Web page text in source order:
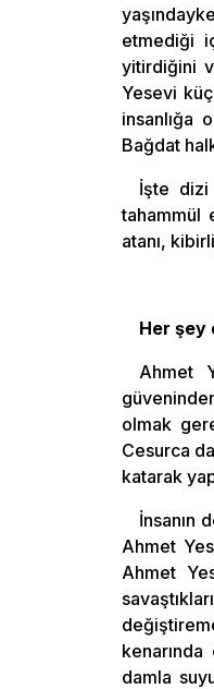
etmediği
yitirdiğini
Yesevi
insanlığa
Bağdat
İşte dizi
tahammül
atanı,
Her şey
Ahmet
olmak
Cesurca
katarak
İnsanın
Ahmet
Ahmet
damla